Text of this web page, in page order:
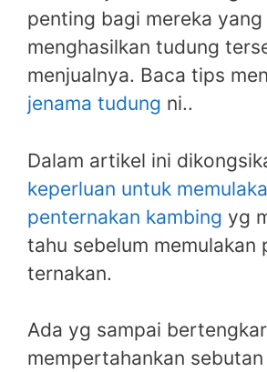
penting bagi mereka yang
menghasilkan tudung
menjualnya. Baca tips
jenama tudung ni..
Dalam artikel ini
keperluan untuk
penternakan kambing yg
tahu sebelum memulakan
ternakan.
Ada yg sampai bertengkar
mempertahankan